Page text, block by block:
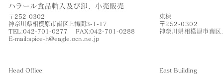
​ハラール食品輸入及び卸、小売販売
〒252-0302
神奈川県相模原市南区上鶴間3-1-17
TEL:042-701-0277 FAX:042-701-0288
​E-mail:spice-h@eagle.ocn.ne.jp
​東棟
〒252-0302
神奈川県相模原市南
Head Office
East Building